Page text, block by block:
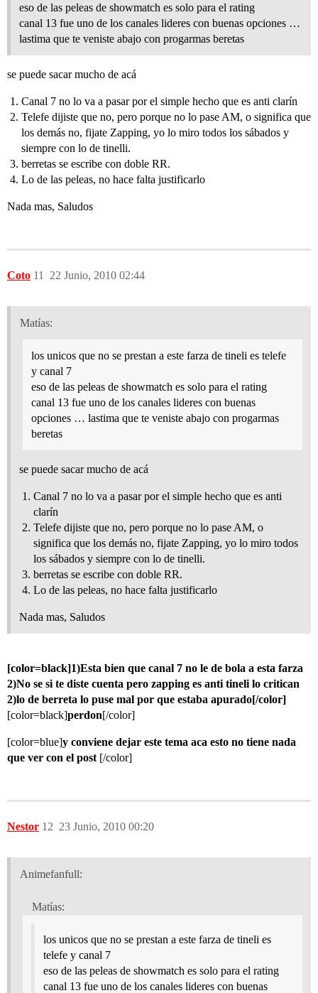
eso de las peleas de showmatch es solo para el rating
canal 13 fue uno de los canales lideres con buenas opciones …
lastima que te veniste abajo con progarmas beretas
se puede sacar mucho de acá
Canal 7 no lo va a pasar por el simple hecho que es anti clarín
Telefe dijiste que no, pero porque no lo pase AM, o significa que
los demás no, fijate Zapping, yo lo miro todos los sábados y
siempre con lo de tinelli.
berretas se escribe con doble RR.
Lo de las peleas, no hace falta justificarlo
Nada mas, Saludos
Coto 22 Junio, 2010 02:44
11
Matías:
los unicos que no se prestan a este farza de tineli es telefe
y canal 7
eso de las peleas de showmatch es solo para el rating
canal 13 fue uno de los canales lideres con buenas
opciones … lastima que te veniste abajo con progarmas
beretas
se puede sacar mucho de acá
Canal 7 no lo va a pasar por el simple hecho que es anti
clarín
Telefe dijiste que no, pero porque no lo pase AM, o
significa que los demás no, fijate Zapping, yo lo miro todos
los sábados y siempre con lo de tinelli.
berretas se escribe con doble RR.
Lo de las peleas, no hace falta justificarlo
Nada mas, Saludos
[color=black]1)Esta bien que canal 7 no le de bola a esta farza
2)No se si te diste cuenta pero zapping es anti tineli lo critican
2)lo de berreta lo puse mal por que estaba apurado[/color]
[color=black]perdon[/color]
[color=blue]y conviene dejar este tema aca esto no tiene nada
que ver con el post [/color]
Nestor 23 Junio, 2010 00:20
12
Animefanfull:
Matías:
los unicos que no se prestan a este farza de tineli es
telefe y canal 7
eso de las peleas de showmatch es solo para el rating
canal 13 fue uno de los canales lideres con buenas